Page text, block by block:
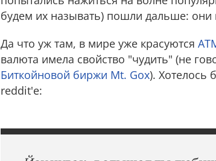
будем их называть) пошли дальше:
Да что уж там, в мире уже красуются
валюта имела свойство "чудить" (не
Биткойновой биржи Mt. Gox). Хотелось
reddit'е: